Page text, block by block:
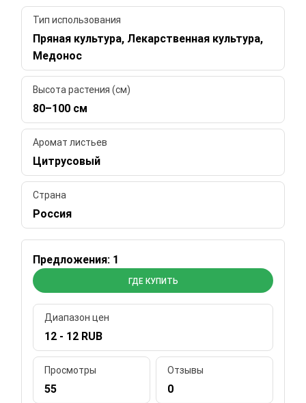
Тип использования
Пряная культура, Лекарственная культура,
Медонос
Высота растения (см)
80–100 см
Аромат листьев
Цитрусовый
Страна
Россия
Предложения: 1
ГДЕ КУПИТЬ
Диапазон цен
12 - 12 RUB
Просмотры
55
Отзывы
0